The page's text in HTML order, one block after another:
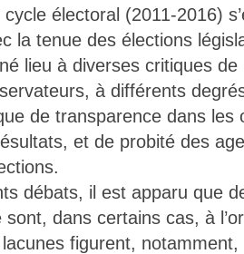
électoral (2011-2016)
la tenue des élections
lieu à diverses critiques
à différents
de transparence dans les
et de probité des
débats, il est apparu que
dans certains cas, à
figurent,